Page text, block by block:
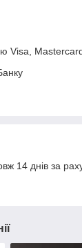
Visa,
14 днів за